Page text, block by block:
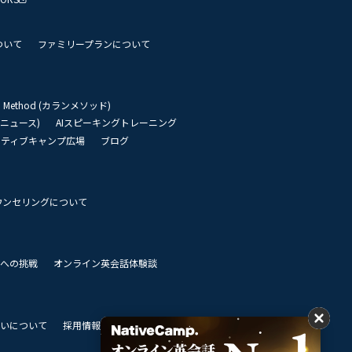
いて ファミリープランについて
Method (カランメソッド)
ュース)
AIスピーキングトレーニング
ィブキャンプ広場
ブログ
セリングについて
の挑戦 オンライン英会話体験談
について 採用情報 私達のビジョン